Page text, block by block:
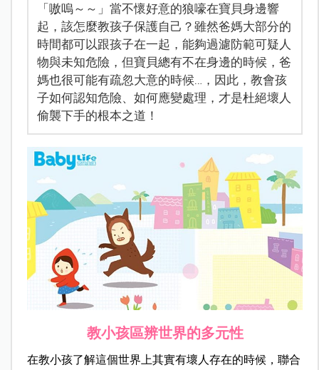
「嗷嗚～～」當不懷好意的狼嚎在寶貝身邊響
起，該怎麼教孩子保護自己？雖然爸媽大部分的
時間都可以跟孩子在一起，能夠過濾防範可疑人
物與未知危險，但寶貝總有不在身邊的時候，爸
媽也很可能有疏忽大意的時候…，因此，教會孩
子如何認知危險、如何應變處理，才是杜絕壞人
偷襲下手的根本之道！
教小孩區辨世界的多元性
在教小孩了解這個世界上其實有壞人存在的時候，聯合